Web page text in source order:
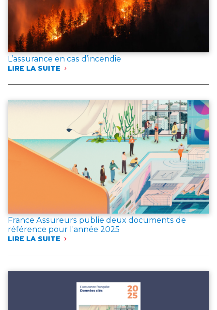
L’assurance en cas d’incendie
LIRE LA SUITE
:
D’INCENDIE
France Assureurs publie deux documents de
référence pour l’année 2025
LIRE LA SUITE
: